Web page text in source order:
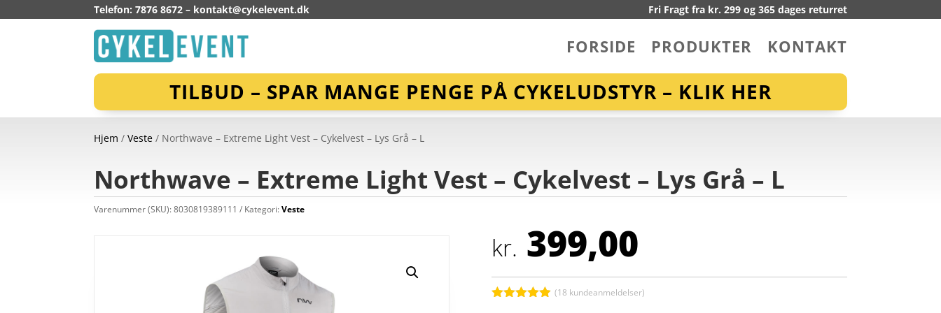
Telefon: 7876 8672 – kontakt@cykelevent.dk Fri Fragt fra kr. 299 og 365 dages returret
FORSIDE PRODUKTER KONTAKT
TILBUD – SPAR MANGE PENGE PÅ CYKELUDSTYR – KLIK HER
Hjem /Veste / Northwave – Extreme Light Vest – Cykelvest – Lys Grå – L
Northwave – Extreme Light Vest – Cykelvest – Lys Grå – L
Varenummer (SKU):8030819389111 Kategori:Veste
kr. 399,00
(18 kundeanmeldelser)